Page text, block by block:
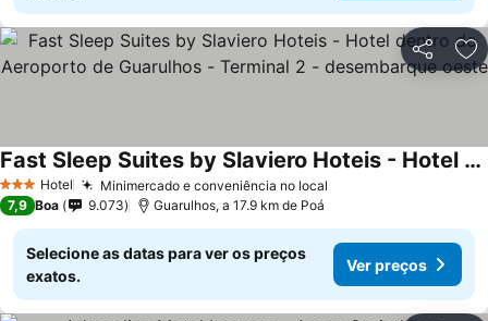
Partilhar
3 EstrelasHotel Minimercado e conveniência no local
Fast Sleep Suites by Slaviero Hoteis - Hotel dentro do Aeroporto de Guarulhos - Terminal 2 - desembarque oeste
7,9 Boa 9.073 Guarulhos, a 17.9 km de Poá
Selecione as datas para ver os preços
exatos.
Ver preços